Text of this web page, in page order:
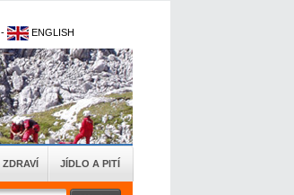
- ENGLISH
ZDRAVÍ JÍDLO A PITÍ